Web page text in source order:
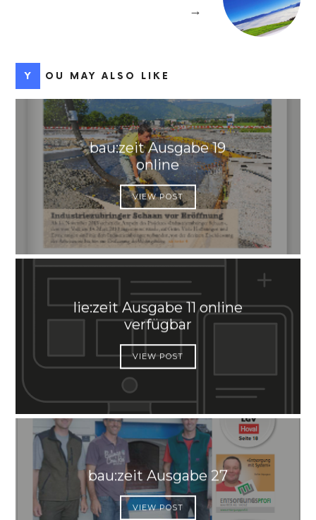
→
YOU MAY ALSO LIKE
bau:zeit Ausgabe 19
online
VIEW POST
lie:zeit Ausgabe 11 online
verfügbar
VIEW POST
bau:zeit Ausgabe 27
VIEW POST